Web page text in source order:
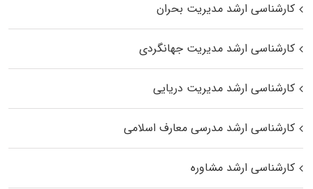
کارشناسی ارشد مدیریت بحران
کارشناسی ارشد مدیریت جهانگردی
کارشناسی ارشد مدیریت دریایی
کارشناسی ارشد مدرسی معارف اسلامی
کارشناسی ارشد مشاوره